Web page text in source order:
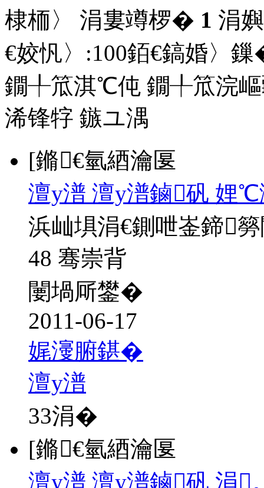
棣栭〉 涓婁竴椤� 1 涓
€姣忛〉:100銆€鎬婚〉
鐗╀笟淇℃伅 鐗╀笟浣
浠锋牸 鏃ユ湡
[鏅€氫綇瀹匽
澶у潽 澶у潽鏀矾 娌
浜屾埧涓€鍘呭崟鍗
48 骞崇背
闄堝厛鐢�
2011-06-17
娓濅腑鍖�
澶у潽
33涓�
[鏅€氫綇瀹匽
澶у潽 澶у潽鏀矾 涓